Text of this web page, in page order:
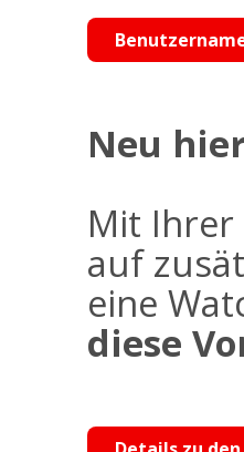
Neu
Mit Ihrer
auf
eine
diese